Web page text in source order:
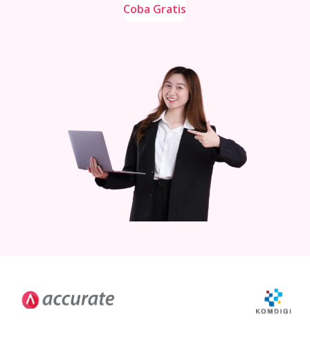
Coba Gratis